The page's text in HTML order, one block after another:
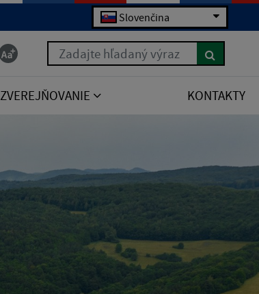
Slovenčina
Zadajte hľadaný výraz
ZVEREJŇOVANIE KONTAKTY